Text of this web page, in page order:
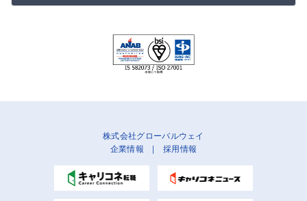
株式会社グローバルウェイ
企業情報 | 採用情報